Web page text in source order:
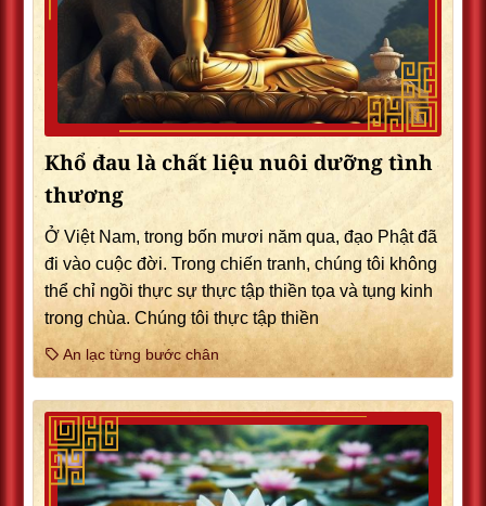
Khổ đau là chất liệu nuôi dưỡng tình
thương
Ở Việt Nam, trong bốn mươi năm qua, đạo Phật đã
đi vào cuộc đời. Trong chiến tranh, chúng tôi không
thể chỉ ngồi thực sự thực tập thiền tọa và tụng kinh
trong chùa. Chúng tôi thực tập thiền
An lạc từng bước chân